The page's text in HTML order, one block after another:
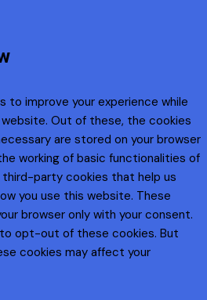
to improve your experience while
Out of these, the cookies
are stored on your browser
working of basic functionalities of
party cookies that help us
you use this website. These
browser only with your consent.
opt-out of these cookies. But
cookies may affect your